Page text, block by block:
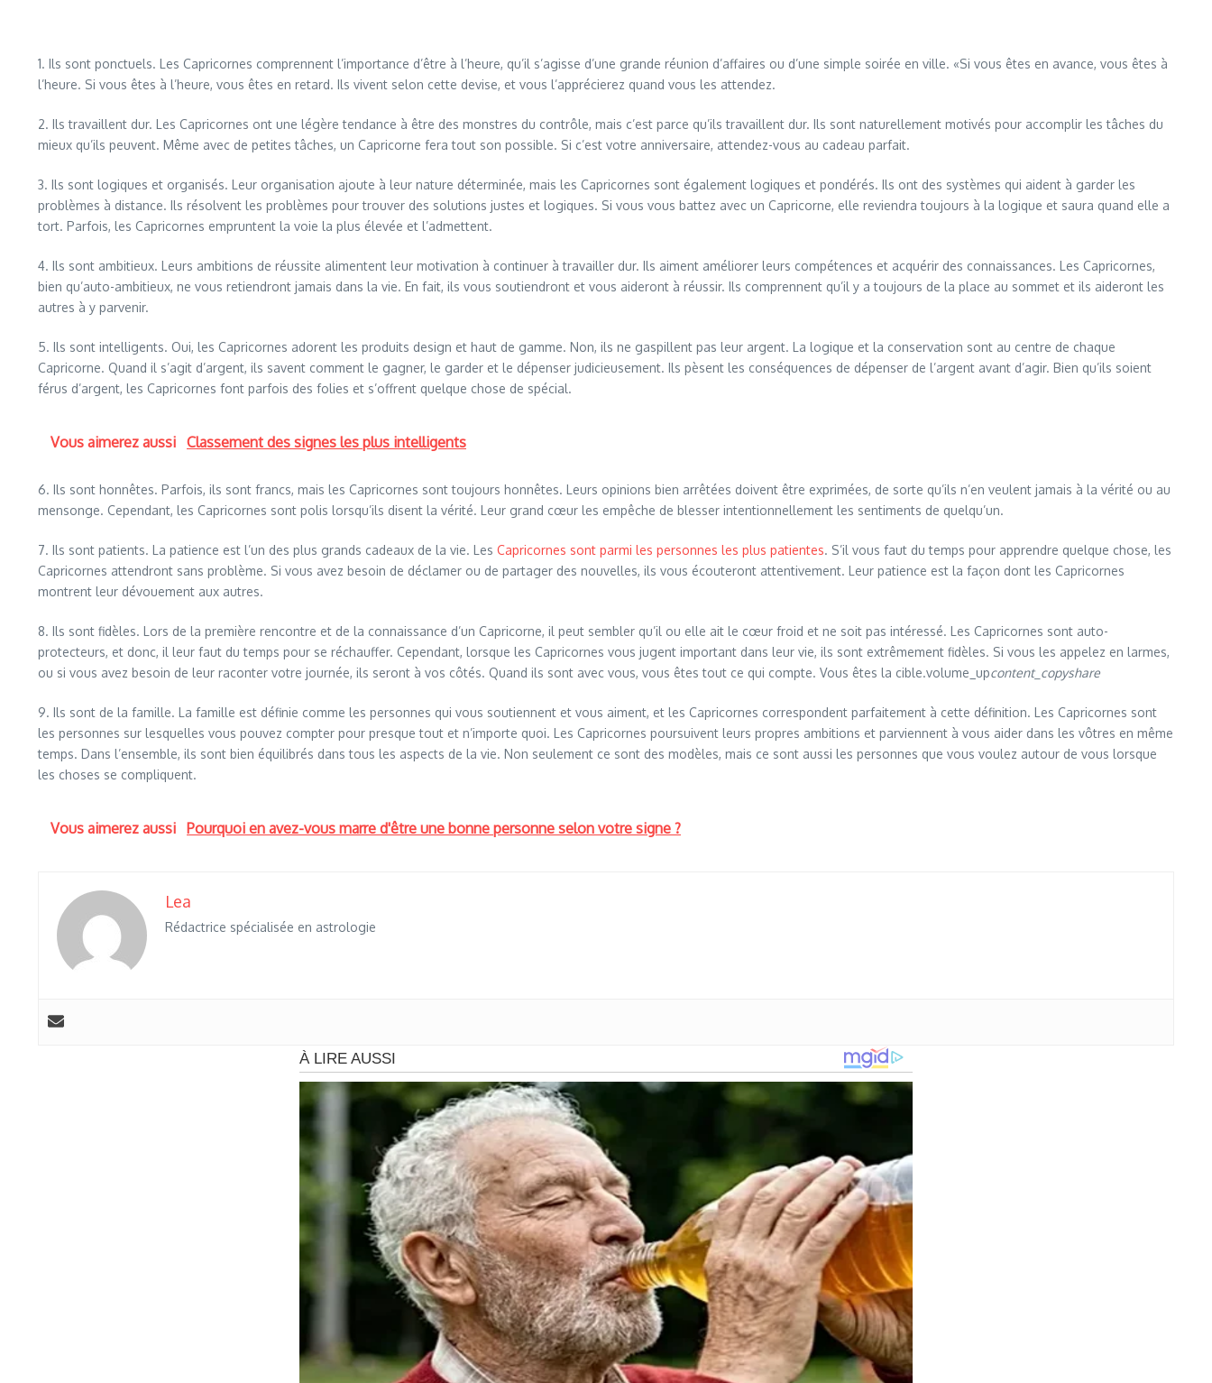
1. Ils sont ponctuels. Les Capricornes comprennent l’importance d’être à l’heure, qu’il s’agisse d’une grande réunion d’affaires ou d’une simple soirée en ville. «Si vous êtes en avance, vous êtes à
l’heure. Si vous êtes à l’heure, vous êtes en retard. Ils vivent selon cette devise, et vous l’apprécierez quand vous les attendez.
2. Ils travaillent dur. Les Capricornes ont une légère tendance à être des monstres du contrôle, mais c’est parce qu’ils travaillent dur. Ils sont naturellement motivés pour accomplir les tâches du
mieux qu’ils peuvent. Même avec de petites tâches, un Capricorne fera tout son possible. Si c’est votre anniversaire, attendez-vous au cadeau parfait.
3. Ils sont logiques et organisés. Leur organisation ajoute à leur nature déterminée, mais les Capricornes sont également logiques et pondérés. Ils ont des systèmes qui aident à garder les
problèmes à distance. Ils résolvent les problèmes pour trouver des solutions justes et logiques. Si vous vous battez avec un Capricorne, elle reviendra toujours à la logique et saura quand elle a
tort. Parfois, les Capricornes empruntent la voie la plus élevée et l’admettent.
4. Ils sont ambitieux. Leurs ambitions de réussite alimentent leur motivation à continuer à travailler dur. Ils aiment améliorer leurs compétences et acquérir des connaissances. Les Capricornes,
bien qu’auto-ambitieux, ne vous retiendront jamais dans la vie. En fait, ils vous soutiendront et vous aideront à réussir. Ils comprennent qu’il y a toujours de la place au sommet et ils aideront les
autres à y parvenir.
5. Ils sont intelligents. Oui, les Capricornes adorent les produits design et haut de gamme. Non, ils ne gaspillent pas leur argent. La logique et la conservation sont au centre de chaque
Capricorne. Quand il s’agit d’argent, ils savent comment le gagner, le garder et le dépenser judicieusement. Ils pèsent les conséquences de dépenser de l’argent avant d’agir. Bien qu’ils soient
férus d’argent, les Capricornes font parfois des folies et s’offrent quelque chose de spécial.
Vous aimerez aussi Classement des signes les plus intelligents
6. Ils sont honnêtes. Parfois, ils sont francs, mais les Capricornes sont toujours honnêtes. Leurs opinions bien arrêtées doivent être exprimées, de sorte qu’ils n’en veulent jamais à la vérité ou au
mensonge. Cependant, les Capricornes sont polis lorsqu’ils disent la vérité. Leur grand cœur les empêche de blesser intentionnellement les sentiments de quelqu’un.
7. Ils sont patients. La patience est l’un des plus grands cadeaux de la vie. Les Capricornes sont parmi les personnes les plus patientes. S’il vous faut du temps pour apprendre quelque chose, les
Capricornes attendront sans problème. Si vous avez besoin de déclamer ou de partager des nouvelles, ils vous écouteront attentivement. Leur patience est la façon dont les Capricornes
montrent leur dévouement aux autres.
8. Ils sont fidèles. Lors de la première rencontre et de la connaissance d’un Capricorne, il peut sembler qu’il ou elle ait le cœur froid et ne soit pas intéressé. Les Capricornes sont auto-
protecteurs, et donc, il leur faut du temps pour se réchauffer. Cependant, lorsque les Capricornes vous jugent important dans leur vie, ils sont extrêmement fidèles. Si vous les appelez en larmes,
ou si vous avez besoin de leur raconter votre journée, ils seront à vos côtés. Quand ils sont avec vous, vous êtes tout ce qui compte. Vous êtes la cible.volume_upcontent_copyshare
9. Ils sont de la famille. La famille est définie comme les personnes qui vous soutiennent et vous aiment, et les Capricornes correspondent parfaitement à cette définition. Les Capricornes sont
les personnes sur lesquelles vous pouvez compter pour presque tout et n’importe quoi. Les Capricornes poursuivent leurs propres ambitions et parviennent à vous aider dans les vôtres en même
temps. Dans l’ensemble, ils sont bien équilibrés dans tous les aspects de la vie. Non seulement ce sont des modèles, mais ce sont aussi les personnes que vous voulez autour de vous lorsque
les choses se compliquent.
Vous aimerez aussi Pourquoi en avez-vous marre d'être une bonne personne selon votre signe ?
Lea
Rédactrice spécialisée en astrologie